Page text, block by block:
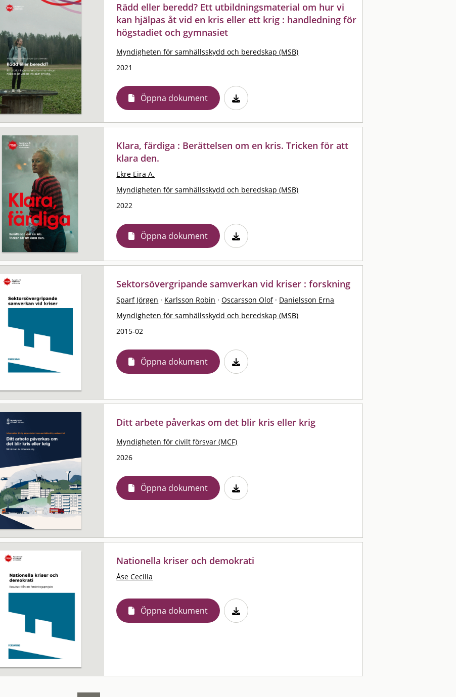
Rädd eller beredd? Ett utbildningsmaterial om hur vi
kan hjälpas åt vid en kris eller ett krig : handledning för
högstadiet och gymnasiet
Myndigheten för samhällsskydd och beredskap (MSB)
2021
Öppna dokument
Klara, färdiga : Berättelsen om en kris. Tricken för att
klara den.
Ekre Eira A.
Myndigheten för samhällsskydd och beredskap (MSB)
2022
Öppna dokument
Sektorsövergripande samverkan vid kriser : forskning
Sparf Jörgen · Karlsson Robin · Oscarsson Olof · Danielsson Erna
Myndigheten för samhällsskydd och beredskap (MSB)
2015-02
Öppna dokument
Ditt arbete påverkas om det blir kris eller krig
Myndigheten för civilt försvar (MCF)
2026
Öppna dokument
Nationella kriser och demokrati
Åse Cecilia
Öppna dokument